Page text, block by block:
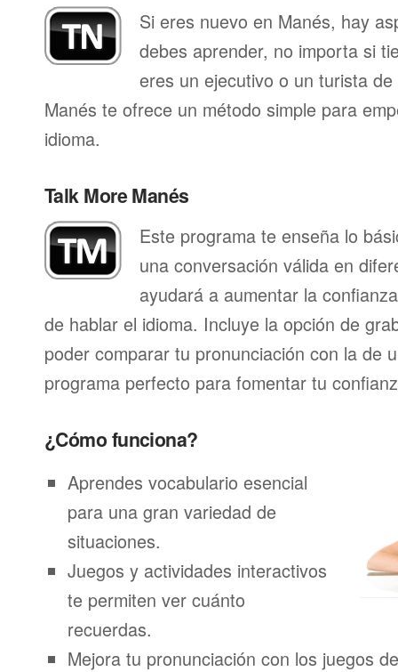
Si eres nuevo en Manés, hay
debes aprender, no importa si
eres un ejecutivo o un turista
Manés te ofrece un método simple para
idioma.
Talk More Manés
Este programa te enseña lo
una conversación válida en
ayudará a aumentar la
de hablar el idioma. Incluye la opción de
poder comparar tu pronunciación con la de
programa perfecto para fomentar tu
¿Cómo funciona?
Aprendes vocabulario esencial
para una gran variedad de
situaciones.
Juegos y actividades interactivos
te permiten ver cuánto
recuerdas.
Mejora tu pronunciación con los juegos